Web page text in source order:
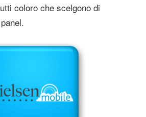
coloro che scelgono di